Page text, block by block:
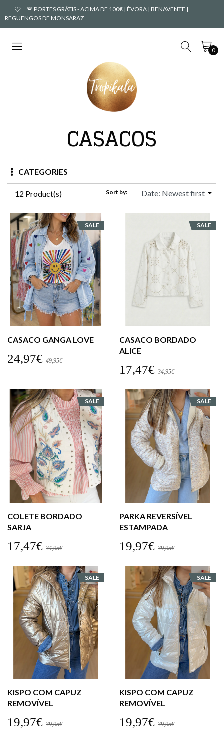
🚨 PORTES GRÁTIS - ACIMA DE 100€ | ÉVORA | BENAVENTE |
REGUENGOS DE MONSARAZ
0
CASACOS
CATEGORIES
12 Product(s) Sort by:
SALE
CASACO GANGA LOVE
24,97€ 49,95€
SALE
CASACO BORDADO
ALICE
17,47€ 34,95€
SALE
COLETE BORDADO
SARJA
17,47€ 34,95€
SALE
PARKA REVERSÍVEL
ESTAMPADA
19,97€ 39,95€
SALE
KISPO COM CAPUZ
REMOVÍVEL
19,97€ 39,95€
SALE
KISPO COM CAPUZ
REMOVÍVEL
19,97€ 39,95€